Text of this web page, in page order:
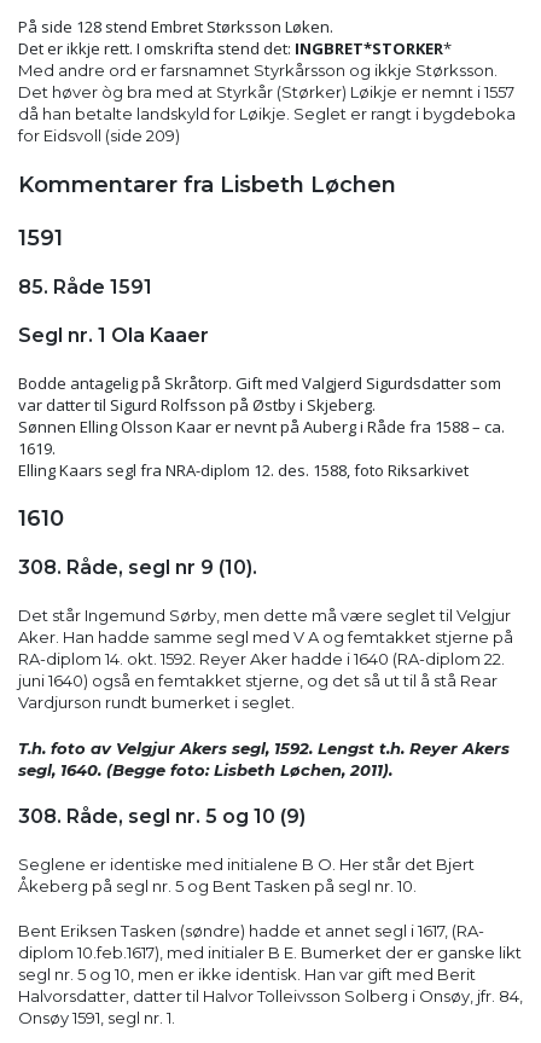
På side 128 stend Embret Størksson Løken.
Det er ikkje rett. I omskrifta stend det: INGBRET*STORKER*
Med andre ord er farsnamnet Styrkårsson og ikkje Størksson.
Det høver òg bra med at Styrkår (Størker) Løikje er nemnt i 1557
då han betalte landskyld for Løikje. Seglet er rangt i bygdeboka
for Eidsvoll (side 209)
Kommentarer fra Lisbeth Løchen
1591
85. Råde 1591
Segl nr. 1 Ola Kaaer
Bodde antagelig på Skråtorp. Gift med Valgjerd Sigurdsdatter som
var datter til Sigurd Rolfsson på Østby i Skjeberg.
Sønnen Elling Olsson Kaar er nevnt på Auberg i Råde fra 1588 – ca.
1619.
Elling Kaars segl fra NRA-diplom 12. des. 1588, foto Riksarkivet
1610
308. Råde, segl nr 9 (10).
Det står Ingemund Sørby, men dette må være seglet til Velgjur
Aker. Han hadde samme segl med V A og femtakket stjerne på
RA-diplom 14. okt. 1592. Reyer Aker hadde i 1640 (RA-diplom 22.
juni 1640) også en femtakket stjerne, og det så ut til å stå Rear
Vardjurson rundt bumerket i seglet.
T.h. foto av Velgjur Akers segl, 1592. Lengst t.h. Reyer Akers
segl, 1640. (Begge foto: Lisbeth Løchen, 2011).
308. Råde, segl nr. 5 og 10 (9)
Seglene er identiske med initialene B O. Her står det Bjert
Åkeberg på segl nr. 5 og Bent Tasken på segl nr. 10.
Bent Eriksen Tasken (søndre) hadde et annet segl i 1617, (RA-
diplom 10.feb.1617), med initialer B E. Bumerket der er ganske likt
segl nr. 5 og 10, men er ikke identisk. Han var gift med Berit
Halvorsdatter, datter til Halvor Tolleivsson Solberg i Onsøy, jfr. 84,
Onsøy 1591, segl nr. 1.